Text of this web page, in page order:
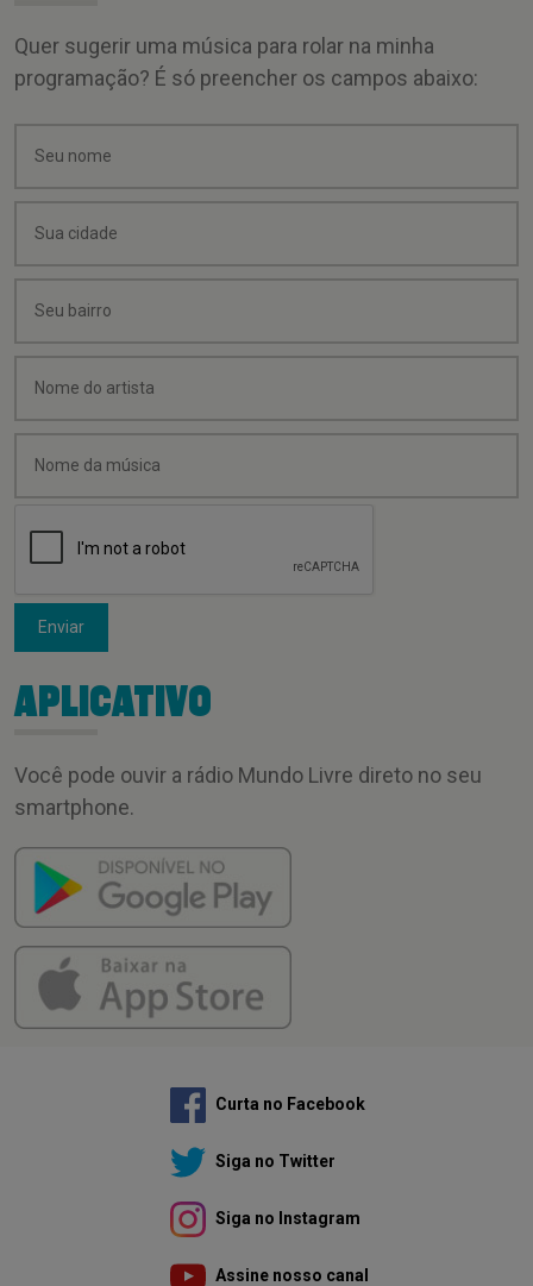
Quer sugerir uma música para rolar na minha
programação? É só preencher os campos abaixo:
Enviar
APLICATIVO
Você pode ouvir a rádio Mundo Livre direto no seu
smartphone.
Curta no Facebook
Siga no Twitter
Siga no Instagram
Assine nosso canal